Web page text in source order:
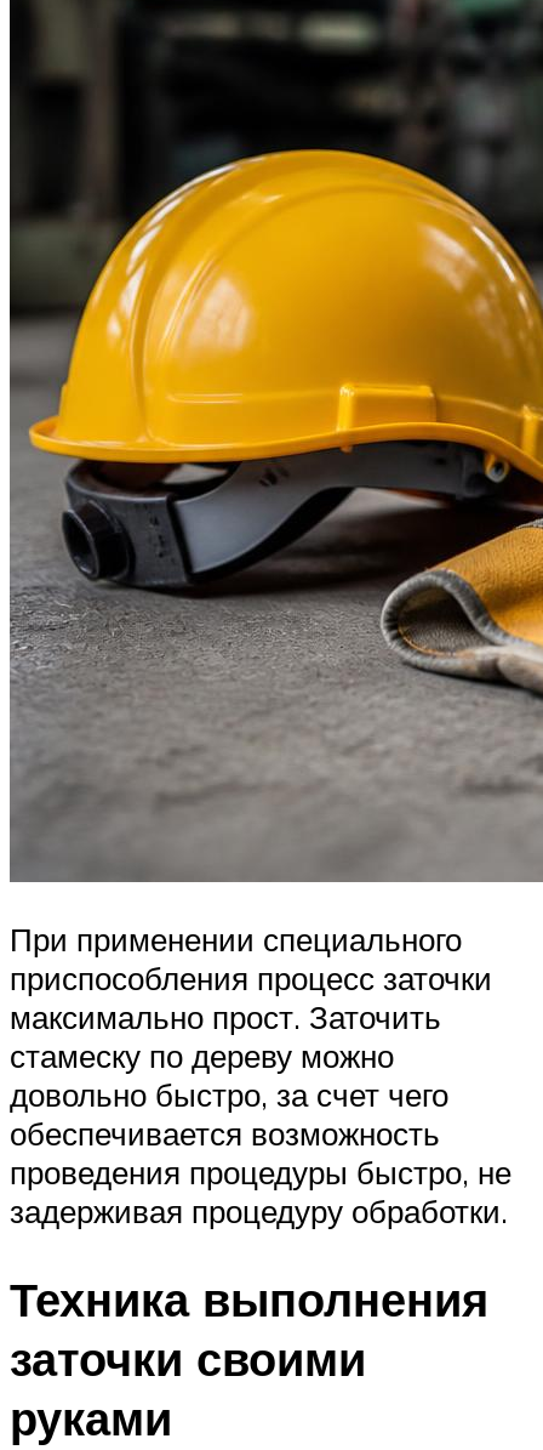
При применении специального
приспособления процесс заточки
максимально прост. Заточить
стамеску по дереву можно
довольно быстро, за счет чего
обеспечивается возможность
проведения процедуры быстро, не
задерживая процедуру обработки.
Техника выполнения
заточки своими
руками